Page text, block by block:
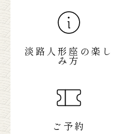
淡路人形座の楽し
み方
ご予約